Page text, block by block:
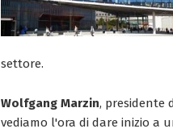
settore.
Wolfgang Marzin, presidente
vediamo l'ora di dare inizio a